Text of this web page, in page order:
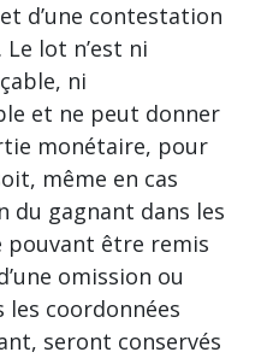
d’une contestation
lot n’est ni
ni
et ne peut donner
monétaire, pour
même en cas
du gagnant dans les
pouvant être remis
omission ou
les coordonnées
seront conservés